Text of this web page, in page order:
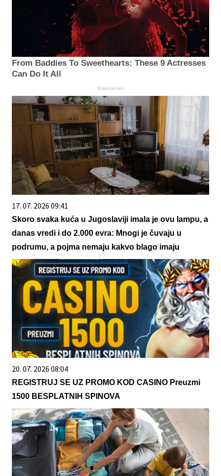
From Baddies To Sweethearts: These 9 Actresses
Can Do It All
Brainberries
17. 07. 2026 09:41
Skoro svaka kuća u Jugoslaviji imala je ovu lampu, a
danas vredi i do 2.000 evra: Mnogi je čuvaju u
podrumu, a pojma nemaju kakvo blago imaju
20. 07. 2026 08:04
REGISTRUJ SE UZ PROMO KOD CASINO Preuzmi
1500 BESPLATNIH SPINOVA